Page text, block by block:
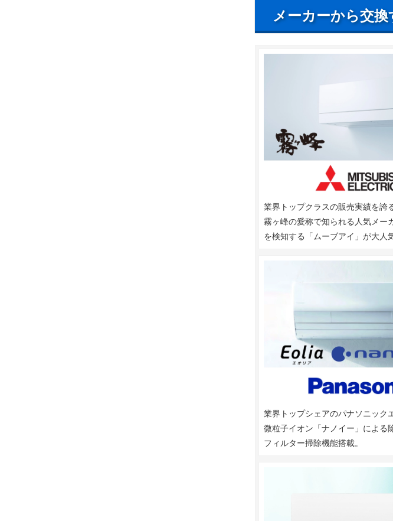
阪神本線
メーカーから交
業界トップクラスの販売実績を誇
霧ヶ峰の愛称で知られる人気メー
を検知する「ムーブアイ」が大人
業界トップシェアのパナソニック
微粒子イオン「ナノイー」による
フィルター掃除機能搭載。